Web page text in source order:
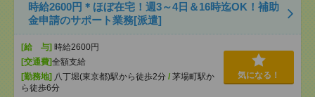
時給2600円＊ほぼ在宅！週3～4日＆16時迄OK！補助
金申請のサポート業務[派遣]
[給 与] 時給2600円
[交通費]全額支給
[勤務地] 八丁堀(東京都)駅から徒歩2分 / 茅場町駅か
ら徒歩6分
気になる！